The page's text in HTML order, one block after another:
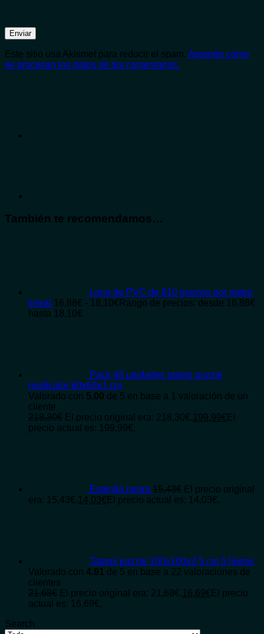
Este sitio usa Akismet para reducir el spam. Aprende cómo
se procesan los datos de tus comentarios.
También te recomendamos…
Lona de PVC de 610 gramos por metro
lineal
16,88€ - 18,10€ Rango de precios: desde 16,88€
hasta 18,10€
Pack 48 unidades tatami puzzle
multicolor 60x60x1 cm
Valorado con 5.00 de 5 en base a 1 valoración de un
cliente
218,30€ El precio original era: 218,30€.199,99€ El
precio actual es: 199,99€.
Esterilla negra 15,43€ El precio original
era: 15,43€.14,03€ El precio actual es: 14,03€.
Tatami puzzle 100x100x2,5 cm 5 líneas
Valorado con 4.91 de 5 en base a 22 valoraciones de
clientes
21,68€ El precio original era: 21,68€.16,69€ El precio
actual es: 16,69€.
Search